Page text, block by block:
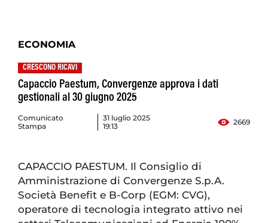
ECONOMIA
CRESCONO RICAVI
Capaccio Paestum, Convergenze approva i dati
gestionali al 30 giugno 2025
Comunicato
Stampa
31 luglio 2025
19:13
2669
CAPACCIO PAESTUM. Il Consiglio di
Amministrazione di Convergenze S.p.A.
Società Benefit e B-Corp (EGM: CVG),
operatore di tecnologia integrato attivo nei